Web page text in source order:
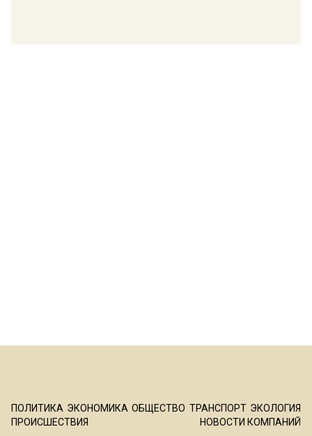
ПОЛИТИКА ЭКОНОМИКА ОБЩЕСТВО ТРАНСПОРТ ЭКОЛОГИЯ
ПРОИСШЕСТВИЯ
НОВОСТИ КОМПАНИЙ